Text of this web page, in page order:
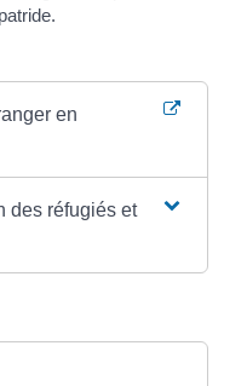
en
des réfugiés et